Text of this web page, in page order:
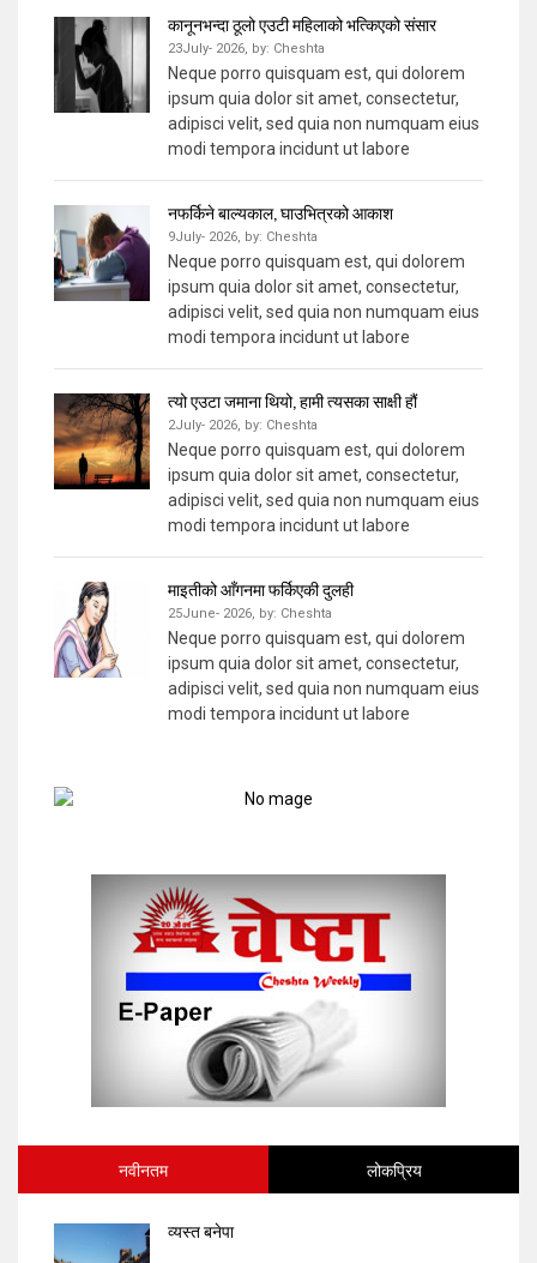
कानूनभन्दा ठूलो एउटी महिलाको भत्किएको संसार
23July- 2026, by: Cheshta
Neque porro quisquam est, qui dolorem
ipsum quia dolor sit amet, consectetur,
adipisci velit, sed quia non numquam eius
modi tempora incidunt ut labore
नफर्किने बाल्यकाल, घाउभित्रको आकाश
9July- 2026, by: Cheshta
Neque porro quisquam est, qui dolorem
ipsum quia dolor sit amet, consectetur,
adipisci velit, sed quia non numquam eius
modi tempora incidunt ut labore
त्यो एउटा जमाना थियो, हामी त्यसका साक्षी हौं
2July- 2026, by: Cheshta
Neque porro quisquam est, qui dolorem
ipsum quia dolor sit amet, consectetur,
adipisci velit, sed quia non numquam eius
modi tempora incidunt ut labore
माइतीको आँगनमा फर्किएकी दुलही
25June- 2026, by: Cheshta
Neque porro quisquam est, qui dolorem
ipsum quia dolor sit amet, consectetur,
adipisci velit, sed quia non numquam eius
modi tempora incidunt ut labore
नवीनतम लोकप्रिय
व्यस्त बनेपा